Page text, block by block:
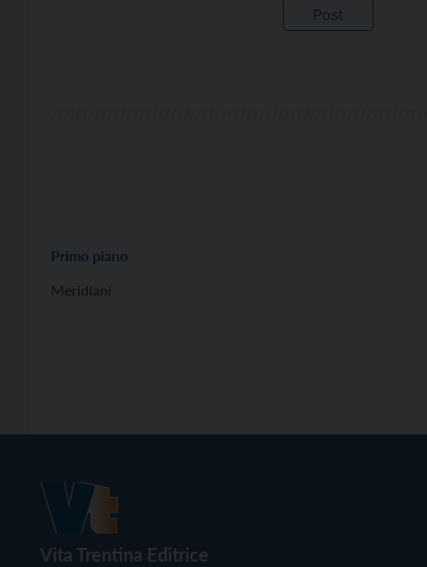
Primo piano
Meridiani
Vita Trentina Editrice